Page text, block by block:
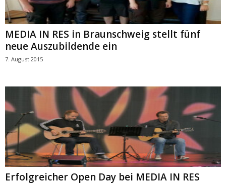
MEDIA IN RES in Braunschweig stellt fünf
neue Auszubildende ein
7. August 2015
Erfolgreicher Open Day bei MEDIA IN RES